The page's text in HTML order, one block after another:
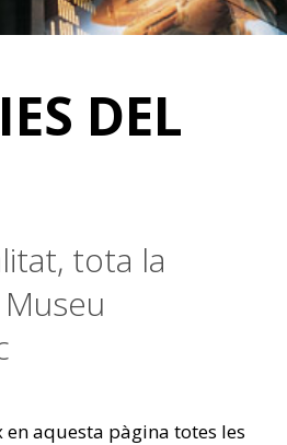
DEL
tota la
aquesta pàgina totes les